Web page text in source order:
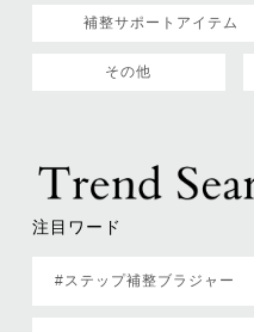
補整サポートアイテム
その他
注目ワード
#ステップ補整ブラジャー